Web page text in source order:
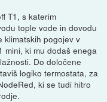
T1, s katerim
tople vode in dovodu
klimatskih pogojev v
mini, ki mu dodaš enega
Do določene
logiko termostata, za
ki se tudi hitro